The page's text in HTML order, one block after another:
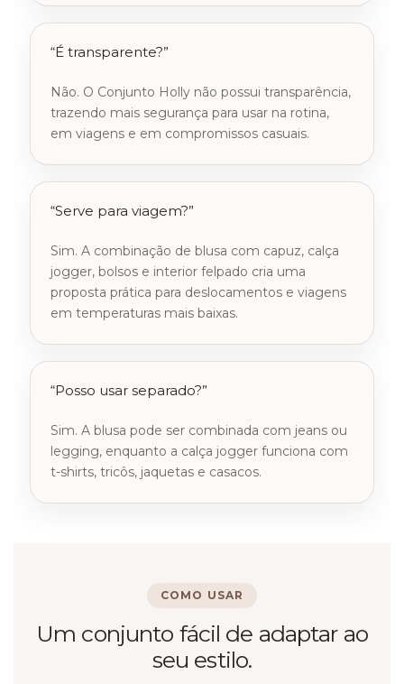
“É transparente?”
Não. O Conjunto Holly não possui transparência,
trazendo mais segurança para usar na rotina,
em viagens e em compromissos casuais.
“Serve para viagem?”
Sim. A combinação de blusa com capuz, calça
jogger, bolsos e interior felpado cria uma
proposta prática para deslocamentos e viagens
em temperaturas mais baixas.
“Posso usar separado?”
Sim. A blusa pode ser combinada com jeans ou
legging, enquanto a calça jogger funciona com
t-shirts, tricôs, jaquetas e casacos.
COMO USAR
Um conjunto fácil de adaptar ao
seu estilo.